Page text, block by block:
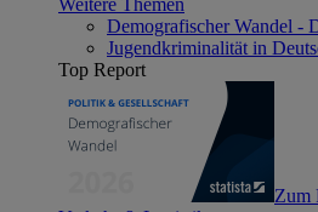
Demografischer Wandel -
Jugendkriminalität in
Top Report
Zum